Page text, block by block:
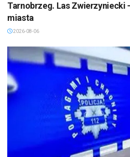
Tarnobrzeg. Las Zwierzyniecki
miasta
2026-08-06